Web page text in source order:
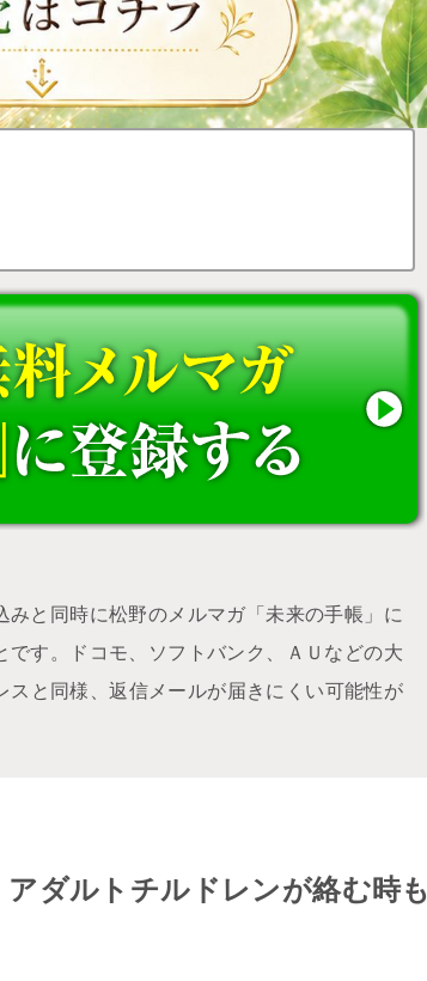
と同時に松野のメルマガ「未来の手帳」に
す。ドコモ、ソフトバンク、ＡＵなどの大
と同様、返信メールが届きにくい可能性が
ダルトチルドレンが絡む時も